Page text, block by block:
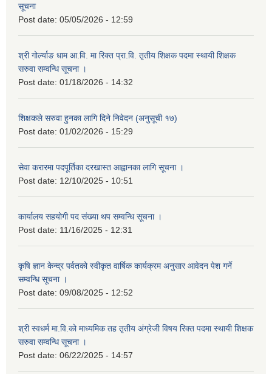
सूचना
Post date: 05/05/2026 - 12:59
श्री गोर्ल्याङ धाम आ.वि. मा रिक्त प्रा.वि. तृतीय शिक्षक पदमा स्थायी शिक्षक
सरुवा सम्वन्धि सूचना ।
Post date: 01/18/2026 - 14:32
शिक्षकले सरुवा हुनका लागि दिने निवेदन (अनुसूची १७)
Post date: 01/02/2026 - 15:29
सेवा करारमा पदपूर्तिका दरखास्त आह्वानका लागि सूचना ।
Post date: 12/10/2025 - 10:51
कार्यालय सहयोगी पद संख्या थप सम्वन्धि सूचना ।
Post date: 11/16/2025 - 12:31
कृषि ज्ञान केन्द्र पर्वतको स्वीकृत वार्षिक कार्यक्रम अनुसार आवेदन पेश गर्ने
सम्वन्धि सूचना ।
Post date: 09/08/2025 - 12:52
श्री स्वधर्म मा.वि.को माध्यमिक तह तृतीय अंग्रेजी विषय रिक्त पदमा स्थायी शिक्षक
सरुवा सम्वन्धि सूचना ।
Post date: 06/22/2025 - 14:57